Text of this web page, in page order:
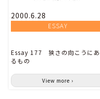
2000.6.28
ESSAY
Essay 177 狭さの向こうにあ
るもの
View more ›